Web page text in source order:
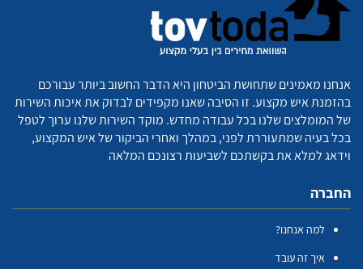
אנחנו מאמינים שתחושת הביטחון היא הדבר החשוב ביותר עבורכם
בהזמנת איש מקצוע. זו הסיבה שאנו מקפידים לבדוק את איכות השירות
של המומלצים שלנו בכל עבודה מחדש. מוקד השירות שלנו ערוך לטפל
בכל בעיה שמתעוררת לפני, במהלך ואחרי הביקור של איש המקצוע,
וידאג למלא את בקשתכם לשביעות רצונכם המלאה
החברה
למה אנחנו?
איך זה עובד